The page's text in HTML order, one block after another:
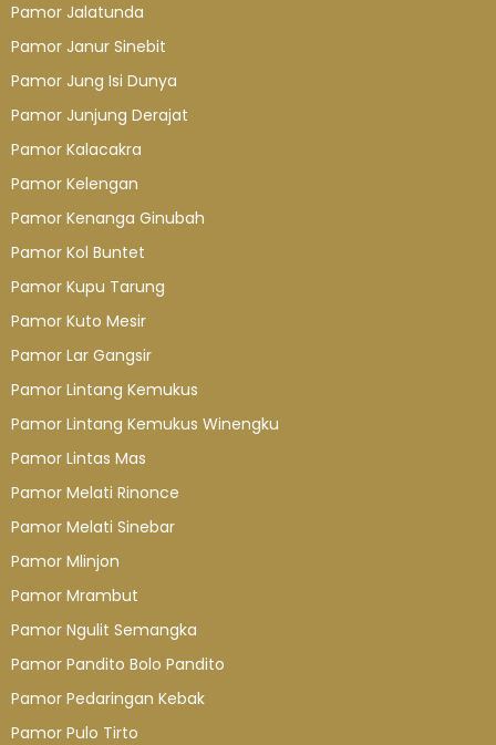
Pamor Jalatunda
Pamor Janur Sinebit
Pamor Jung Isi Dunya
Pamor Junjung Derajat
Pamor Kalacakra
Pamor Kelengan
Pamor Kenanga Ginubah
Pamor Kol Buntet
Pamor Kupu Tarung
Pamor Kuto Mesir
Pamor Lar Gangsir
Pamor Lintang Kemukus
Pamor Lintang Kemukus Winengku
Pamor Lintas Mas
Pamor Melati Rinonce
Pamor Melati Sinebar
Pamor Mlinjon
Pamor Mrambut
Pamor Ngulit Semangka
Pamor Pandito Bolo Pandito
Pamor Pedaringan Kebak
Pamor Pulo Tirto